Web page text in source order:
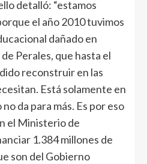
detalló: “estamos
el año 2010 tuvimos
dañado en
Perales, que hasta el
reconstruir en las
Está solamente en
da para más. Es por eso
el Ministerio de
1.384 millones de
son del Gobierno